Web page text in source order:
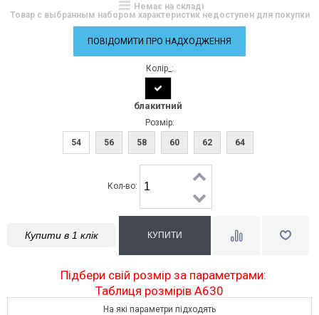
Немає на складі
Товар с выбранным набором характеристик недоступен для покупки
ПОВІДОМИТИ ПРО НАДХОДЖЕННЯ
Колір_:
блакитний
Розмір:
54
56 58 60 62 64
Кол-во:
Купити в 1 клік
Підбери свій розмір за параметрами:
Таблиця розмірів A630
На які параметри підходять